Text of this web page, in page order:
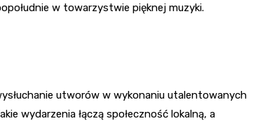
w towarzystwie pięknej muzyki.
utworów w wykonaniu utalentowanych
wydarzenia łączą społeczność lokalną, a